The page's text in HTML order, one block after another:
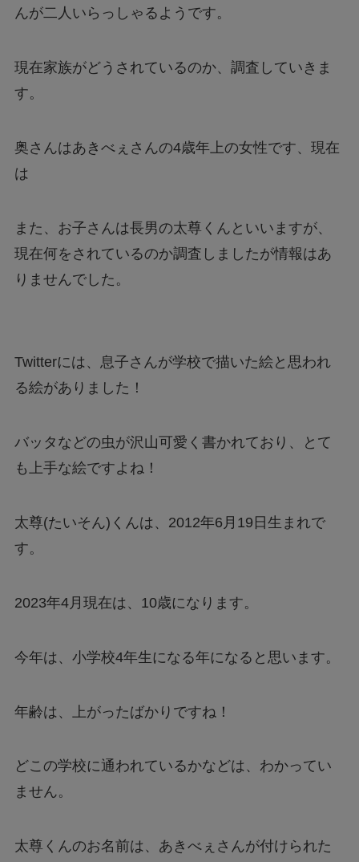
んが二人いらっしゃるようです。
現在家族がどうされているのか、調査していきま
す。
奥さんはあきべぇさんの4歳年上の女性です、現在
は
また、お子さんは長男の太尊くんといいますが、
現在何をされているのか調査しましたが情報はあ
りませんでした。
Twitterには、息子さんが学校で描いた絵と思われ
る絵がありました！
バッタなどの虫が沢山可愛く書かれており、とて
も上手な絵ですよね！
太尊(たいそん)くんは、2012年6月19日生まれで
す。
2023年4月現在は、10歳になります。
今年は、小学校4年生になる年になると思います。
年齢は、上がったばかりですね！
どこの学校に通われているかなどは、わかってい
ません。
太尊くんのお名前は、あきべぇさんが付けられた